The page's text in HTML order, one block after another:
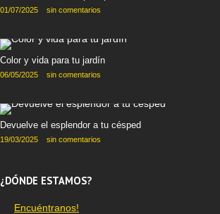
01/07/2025 sin comentarios
Color y vida para tu jardín
06/05/2025 sin comentarios
Devuelve el esplendor a tu césped
19/03/2025 sin comentarios
¿DÓNDE ESTAMOS?
Encuéntranos!